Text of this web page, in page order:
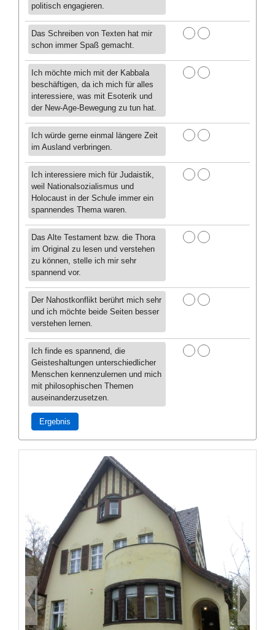
politisch engagieren.
Das Schreiben von Texten hat mir
schon immer Spaß gemacht.
Ich möchte mich mit der Kabbala
beschäftigen, da ich mich für alles
interessiere, was mit Esoterik und
der New-Age-Bewegung zu tun hat.
Ich würde gerne einmal längere Zeit
im Ausland verbringen.
Ich interessiere mich für Judaistik,
weil Nationalsozialismus und
Holocaust in der Schule immer ein
spannendes Thema waren.
Das Alte Testament bzw. die Thora
im Original zu lesen und verstehen
zu können, stelle ich mir sehr
spannend vor.
Der Nahostkonflikt berührt mich sehr
und ich möchte beide Seiten besser
verstehen lernen.
Ich finde es spannend, die
Geisteshaltungen unterschiedlicher
Menschen kennenzulernen und mich
mit philosophischen Themen
auseinanderzusetzen.
Ergebnis